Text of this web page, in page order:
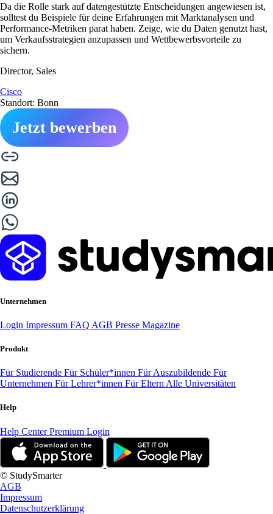
Da die Rolle stark auf datengestützte Entscheidungen angewiesen ist,
solltest du Beispiele für deine Erfahrungen mit Marktanalysen und
Performance-Metriken parat haben. Zeige, wie du Daten genutzt hast,
um Verkaufsstrategien anzupassen und Wettbewerbsvorteile zu
sichern.
Director, Sales
Cisco
Standort: Bonn
Jetzt bewerben
Unternehmen
Login Impressum FAQ AGB Presse Magazine
Produkt
Für Studierende Für Schüler*innen Für Auszubildende Für
Unternehmen Für Lehrer*innen Für Eltern Alle Universitäten
Help
Help CenterPremium Login
© StudySmarter
AGB
Impressum
Datenschutzerklärung